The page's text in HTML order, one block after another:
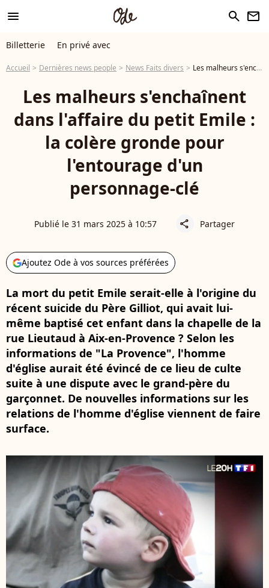
menu search newsletter
Billetterie En privé avec
Accueil Dernières news people News Faits divers Les malheurs s'enchaînent dans l'affaire du petit Emile : la colère gronde pour l'entourage d'un personnage-clé
Les malheurs s'enchaînent
dans l'affaire du petit Emile :
la colère gronde pour
l'entourage d'un
personnage-clé
Publié le 31 mars 2025 à 10:57 share Partager
Ajoutez Ode à vos sources préférées
La mort du petit Emile serait-elle à l'origine du
récent suicide du Père Gilliot, qui avait lui-
même baptisé cet enfant dans la chapelle de la
rue Lieutaud à Aix-en-Provence ? Selon les
informations de "La Provence", l'homme
d'église aurait été évincé de ce lieu de culte
suite à une dispute avec le grand-père du
garçonnet. De nouvelles informations sur les
relations de l'homme d'église viennent de faire
surface.